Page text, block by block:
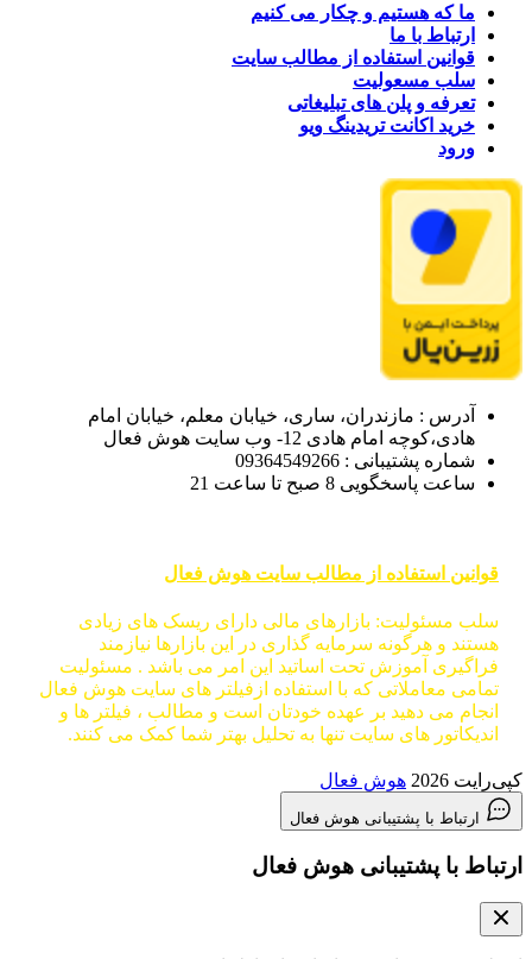
ما که هستیم و چکار می کنیم
ارتباط با ما
قوانین استفاده از مطالب سایت
سلب مسعولیت
تعرفه و پلن های تبلیغاتی
خرید اکانت تریدینگ ویو
ورود
آدرس : مازندران، ساری، خیابان معلم، خیابان امام
هادی،کوچه امام هادی 12- وب سایت هوش فعال
شماره پشتیبانی : 09364549266
ساعت پاسخگویی 8 صبح تا ساعت 21
قوانین استفاده از مطالب سایت هوش فعال
سلب مسئولیت: بازارهای مالی دارای ریسک های زیادی
هستند و هرگونه سرمایه گذاری در این بازارها نیازمند
فراگیری آموزش تحت اساتید این امر می باشد . مسئولیت
تمامی معاملاتی که با استفاده ازفیلتر های سایت هوش فعال
انجام می دهید بر عهده خودتان است و مطالب ، فیلتر ها و
اندیکاتور های سایت تنها به تحلیل بهتر شما کمک می کنند.
کپی‌رایت 2026 هوش فعال
ارتباط با پشتیبانی هوش فعال
ارتباط با پشتیبانی هوش فعال